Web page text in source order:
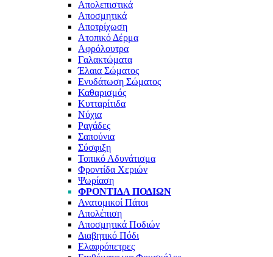
Απολεπιστικά
Αποσμητικά
Αποτρίχωση
Ατοπικό Δέρμα
Αφρόλουτρα
Γαλακτώματα
Έλαια Σώματος
Ενυδάτωση Σώματος
Καθαρισμός
Κυτταρίτιδα
Νύχια
Ραγάδες
Σαπούνια
Σύσφιξη
Τοπικό Αδυνάτισμα
Φροντίδα Χεριών
Ψωρίαση
ΦΡΟΝΤΊΔΑ ΠΟΔΙΏΝ
Ανατομικοί Πάτοι
Απολέπιση
Αποσμητικά Ποδιών
Διαβητικό Πόδι
Ελαφρόπετρες